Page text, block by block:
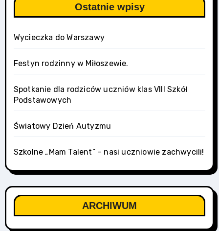
Ostatnie wpisy
Wycieczka do Warszawy
Festyn rodzinny w Miłoszewie.
Spotkanie dla rodziców uczniów klas VIII Szkół
Podstawowych
Światowy Dzień Autyzmu
Szkolne „Mam Talent” – nasi uczniowie zachwycili!
ARCHIWUM